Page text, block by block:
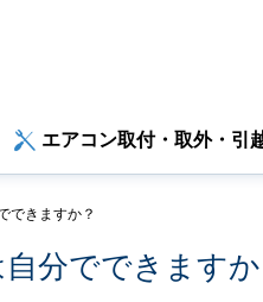
エアコン取付・取外・引
できますか？
分でできますか